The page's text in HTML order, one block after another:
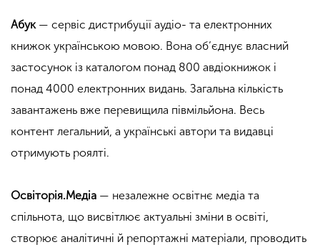
Абук— сервіс дистрибуції аудіо- та електронних
книжок українською мовою. Вона об’єднує власний
застосунок із каталогом понад 800 авдіокнижок і
понад 4000 електронних видань. Загальна кількість
завантажень вже перевищила півмільйона. Весь
контент легальний, а українські автори та видавці
отримують роялті.
Освіторія.Медіа — незалежне освітнє медіа та
спільнота, що висвітлює актуальні зміни в освіті,
створює аналітичні й репортажні матеріали, проводить